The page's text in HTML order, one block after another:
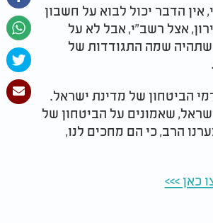
הדבר יכול לבוא על חשבון
אצל רשב"י, אבל לא על
שתהיה שמה התגודדות של
הביטחון של מדינת ישראל.
שאמונים על הביטחון של
הרב, כי הם מחכים לנו,
כאן >>>